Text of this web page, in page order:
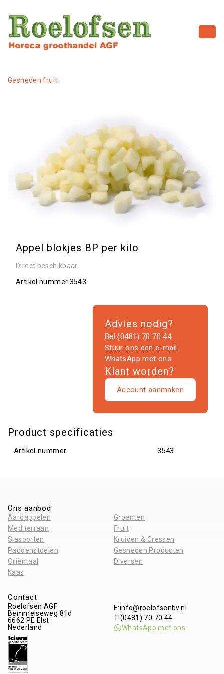
Gesneden fruit
Appel blokjes BP per kilo
Direct beschikbaar.
Artikel nummer 3543
Advies nodig?
Bel (0481) 70 70 44
Stuur ons een e-mail
WhatsApp met ons
Klant worden?
Account aanmaken
Product specificaties
Artikel nummer 3543
Ons aanbod
Aardappelen
Groenten
Mediterraan
Fruit
Slasoorten
Kruiden & Cressen
Paddenstoelen
Gesneden Producten
Oriëntaal
Diversen
Kaas
Contact
Roelofsen AGF
Bemmelseweg 81d
6662 PEElst
Nederland
E:info@roelofsenbv.nl
T:(0481) 70 70 44
WhatsApp met ons